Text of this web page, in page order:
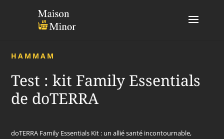
HAMMAM
Test : kit Family Essentials
de doTERRA
doTERRA Family Essentials Kit : un allié santé incontournable,